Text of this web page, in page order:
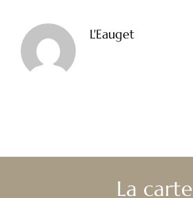
L'Eauget
La carte